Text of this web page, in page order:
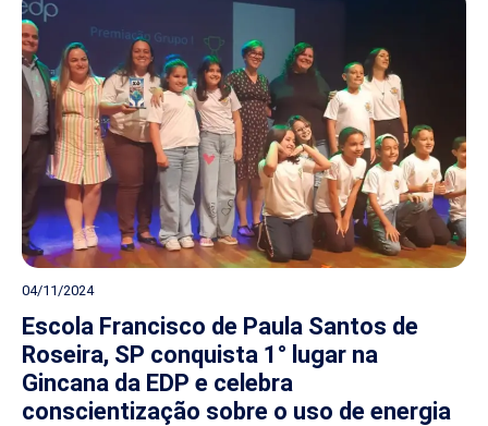
04/11/2024
Escola Francisco de Paula Santos de
Roseira, SP conquista 1° lugar na
Gincana da EDP e celebra
conscientização sobre o uso de energia